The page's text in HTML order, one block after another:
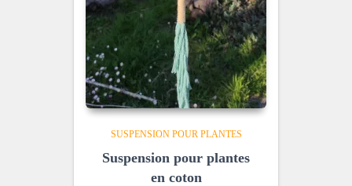
SUSPENSION POUR PLANTES
Suspension pour plantes
en coton